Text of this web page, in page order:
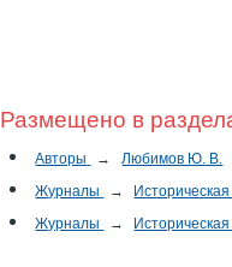
Размещено в
Авторы →
Любимов Ю. В.
Журналы
→
Журналы
→